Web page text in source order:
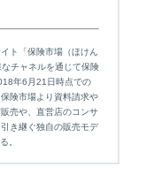
ト「保険市場（ほけん
チャネルを通じて保険
年6月21日時点での
険市場より資料請求や
売や、直営店のコンサ
き継ぐ独自の販売モデ
。